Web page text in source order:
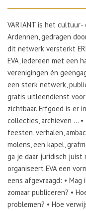
VARIANT is het
Ardennen, gedragen
dit netwerk versterkt
EVA, iedereen met een
verenigingen én
een sterk netwerk,
gratis uitleendienst
zichtbaar. Erfgoed is er
collecties, archieven …
feesten, verhalen,
molens, een kapel,
ga je daar juridisch juist
organiseert EVA een
eens afgevraagd: •
zomaar publiceren? •
problemen? • Hoe